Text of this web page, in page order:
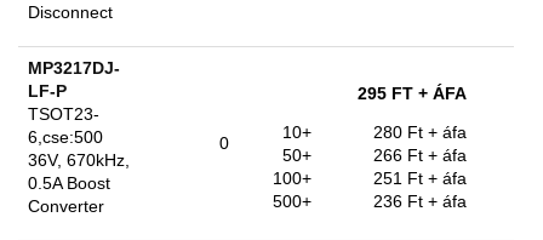
Disconnect
MP3217DJ-
LF-P
TSOT23-
6,cse:500
36V, 670kHz,
0.5A Boost
Converter
0
295 FT + ÁFA
10+
280 Ft + áfa
50+
266 Ft + áfa
100+
251 Ft + áfa
500+
236 Ft + áfa